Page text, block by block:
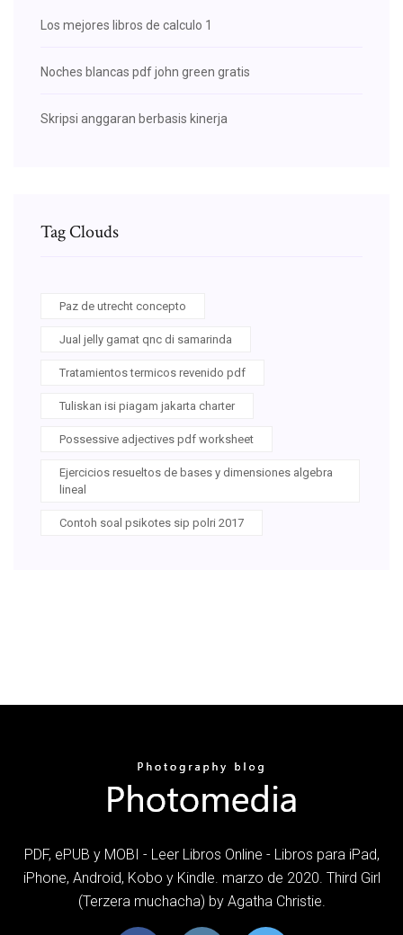
Los mejores libros de calculo 1
Noches blancas pdf john green gratis
Skripsi anggaran berbasis kinerja
Tag Clouds
Paz de utrecht concepto
Jual jelly gamat qnc di samarinda
Tratamientos termicos revenido pdf
Tuliskan isi piagam jakarta charter
Possessive adjectives pdf worksheet
Ejercicios resueltos de bases y dimensiones algebra
lineal
Contoh soal psikotes sip polri 2017
PDF, ePUB y MOBI - Leer Libros Online - Libros para iPad,
iPhone, Android, Kobo y Kindle. marzo de 2020. Third Girl
(Terzera muchacha) by Agatha Christie.